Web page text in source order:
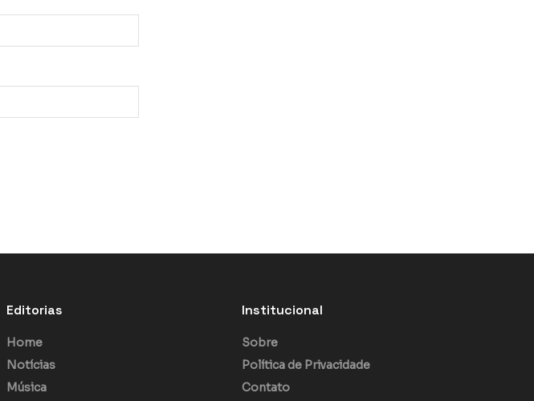
Editorias
Home
Notícias
Música
Institucional
Sobre
Política de Privacidade
Contato